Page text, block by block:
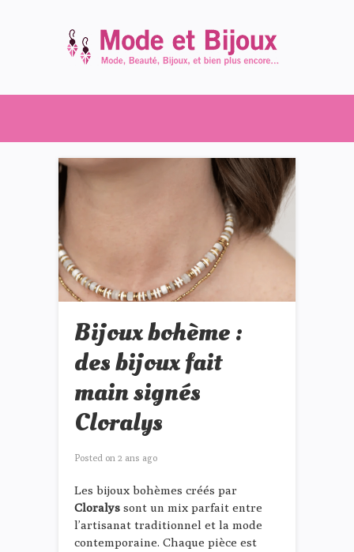
Bijoux bohème :
des bijoux fait
main signés
Cloralys
Posted on 2 ans ago
Les bijoux bohèmes créés par
Cloralys sont un mix parfait entre
l’artisanat traditionnel et la mode
contemporaine. Chaque pièce est